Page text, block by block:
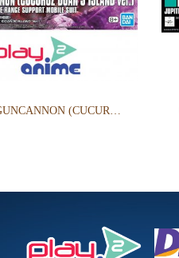
HG 1/144 GUNCANNON (CUCURUZ DOAN’S ISLAND VER.)